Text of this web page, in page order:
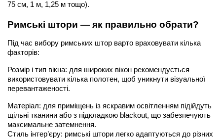
75 см, 1 м, 1,25 м тощо).
Римські штори — як правильно обрати?
Під час вибору римських штор варто враховувати кілька
факторів:
Розмір і тип вікна: для широких вікон рекомендується
використовувати кілька полотен, щоб уникнути візуальної
перевантаженості.
Матеріал: для приміщень із яскравим освітленням підійдуть
щільні тканини або з підкладкою blackout, що забезпечують
максимальне затемнення.
Стиль інтер’єру: римські штори легко адаптуються до різних